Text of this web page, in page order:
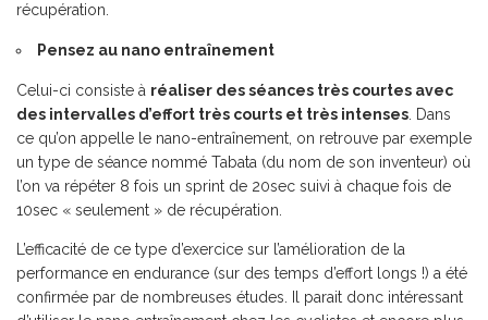
récupération.
Pensez au nano entraînement
Celui-ci consiste à réaliser des séances très courtes avec
des intervalles d’effort très courts et très intenses . Dans
ce qu’on appelle le nano-entraînement, on retrouve par exemple
un type de séance nommé Tabata (du nom de son inventeur) où
l’on va répéter 8 fois un sprint de 20sec suivi à chaque fois de
10sec « seulement » de récupération.
L’efficacité de ce type d’exercice sur l’amélioration de la
performance en endurance (sur des temps d’effort longs !) a été
confirmée par de nombreuses études. Il parait donc intéressant